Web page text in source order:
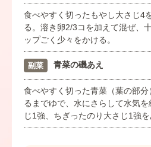
食べやすく切ったもやし大さじ4
る。溶き卵2/3コを加えて混ぜ、
ップごく少々をかける。
副菜 青菜の磯あえ
食べやすく切った青菜（葉の部
るまでゆで、水にさらして水気
じ1強、ちぎったのり大さじ1強を